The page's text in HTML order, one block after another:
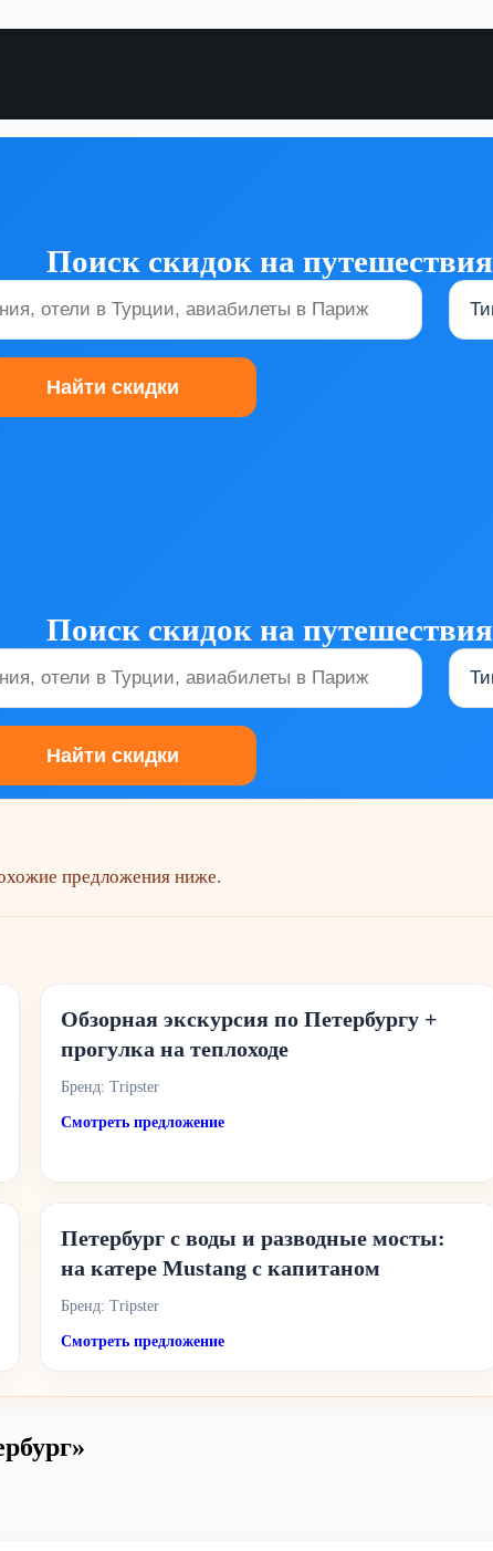
Поиск скидок на путешествия
Поиск скидок на путешествия
предложения ниже.
Обзорная экскурсия по Петербургу +
прогулка на теплоходе
Бренд: Tripster
Смотреть предложение
Петербург с воды и разводные мосты:
на катере Mustang с капитаном
Бренд: Tripster
Смотреть предложение